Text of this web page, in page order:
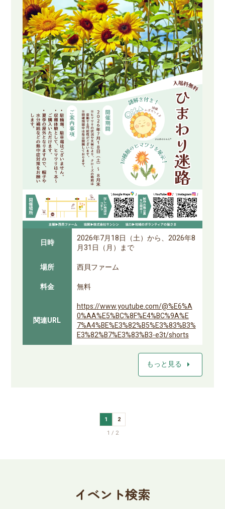
日時
2026年7月18日（土）から、2026年8
月31日（月）まで
場所
西貝ファーム
料金
無料
関連URL
https://www.youtube.com/@%E6%A
0%AA%E5%BC%8F%E4%BC%9A%E
7%A4%BE%E3%82%B5%E3%83%B3%
E3%82%B7%E3%83%B3-e3t/shorts
もっと見る arrow_right
1
2
1 / 2
イベント検索